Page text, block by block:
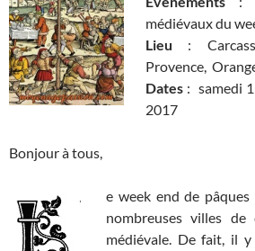
médiévaux du
Lieu :
Provence,
Dates : samedi
2017
Bonjour à tous,
e week end de pâques
nombreuses villes
médiévale. De fait, il